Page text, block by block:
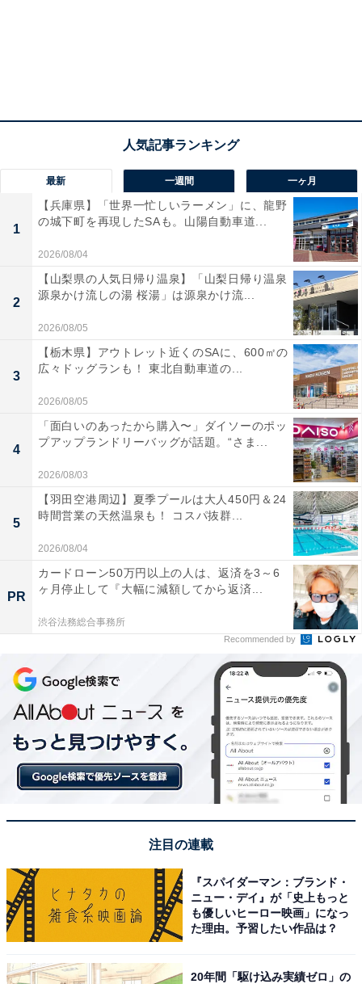
最新 一週間 一ヶ月
1
【兵庫県】「世界一忙しいラーメン」に、龍野
の城下町を再現したSAも。山陽自動車道...
2026/08/04
2
【山梨県の人気日帰り温泉】「山梨日帰り温泉
源泉かけ流しの湯 桜湯」は源泉かけ流...
2026/08/05
3
【栃木県】アウトレット近くのSAに、600㎡の
広々ドッグランも！ 東北自動車道の...
2026/08/05
4
「面白いのあったから購入〜」ダイソーのポッ
プアップランドリーバッグが話題。“さま...
2026/08/03
5
【羽田空港周辺】夏季プールは大人450円＆24
時間営業の天然温泉も！ コスパ抜群...
2026/08/04
PR
カードローン50万円以上の人は、返済を3～6
ヶ月停止して『大幅に減額してから返済...
渋谷法務総合事務所
Recommended by
注目の連載
『スパイダーマン：ブランド・
ニュー・デイ』が「史上もっと
も優しいヒーロー映画」になっ
た理由。予習したい作品は？
20年間「駆け込み実績ゼロ」の